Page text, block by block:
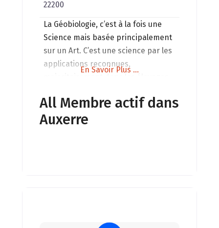
22200
La Géobiologie, c’est à la fois une
Science mais basée principalement
sur un Art. C’est une science par les
applications reconnues,
de le pratiquer, grâce au ressenti du
géobiologue. La géobiologie
En Savoir Plus ...
All Membre actif dans
Auxerre